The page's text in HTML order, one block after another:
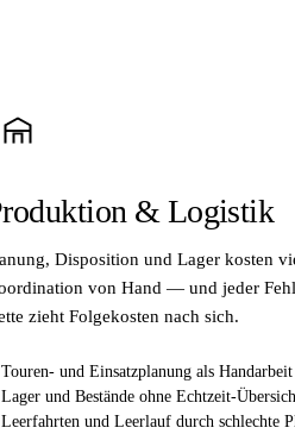
& Logistik
Disposition und Lager kosten
von Hand — und jeder
zieht Folgekosten nach sich.
Touren- und Einsatzplanung als Handarbeit
Lager und Bestände ohne Echtzeit-
Leerfahrten und Leerlauf durch schlechte